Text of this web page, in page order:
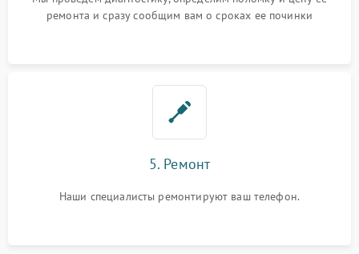
ремонта и сразу сообщим вам о сроках ее починки
5. Ремонт
Наши специалисты ремонтируют ваш телефон.